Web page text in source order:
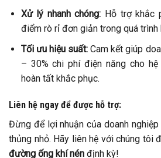
Xử lý nhanh chóng: Hỗ trợ khắc
điểm rò rỉ đơn giản trong quá trình
Tối ưu hiệu suất: Cam kết giúp
– 30% chi phí điện năng cho
hoàn tất khắc phục.
Liên hệ ngay để được hỗ trợ:
Đừng để lợi nhuận của doanh nghiệp
thủng nhỏ. Hãy liên hệ với chúng tôi
đường ống khí nén định kỳ!